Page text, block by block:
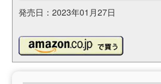
発売日：2023年01月27日